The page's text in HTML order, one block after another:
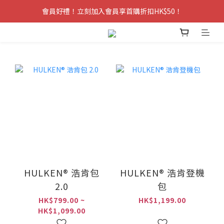
會員好禮！立刻加入會員享首購折扣HK$50！
HULKEN® 浩肯包
2.0
HK$799.00 ~
HK$1,099.00
HULKEN® 浩肯登機
包
HK$1,199.00